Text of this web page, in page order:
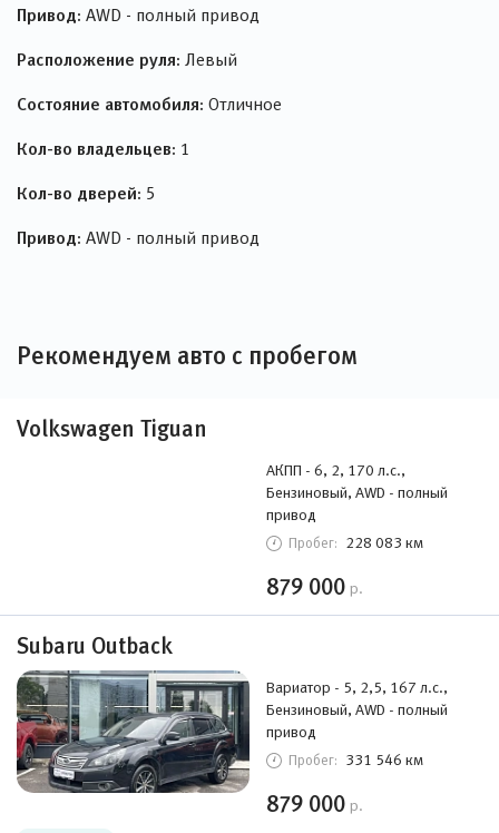
Привод: AWD - полный привод
Расположение руля: Левый
Состояние автомобиля: Отличное
Кол-во владельцев: 1
Кол-во дверей: 5
Привод: AWD - полный привод
Рекомендуем авто с пробегом
Volkswagen Tiguan
АКПП - 6, 2, 170 л.с.,
Бензиновый, AWD - полный
привод
Пробег: 228 083 км
879 000 р.
Subaru Outback
Вариатор - 5, 2,5, 167 л.с.,
Бензиновый, AWD - полный
привод
Пробег: 331 546 км
879 000 р.